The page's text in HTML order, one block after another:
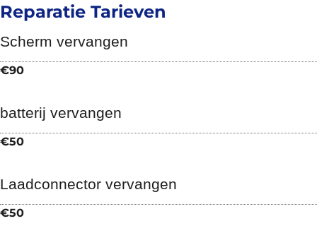
Reparatie Tarieven
Scherm vervangen
€90
batterij vervangen
€50
Laadconnector vervangen
€50